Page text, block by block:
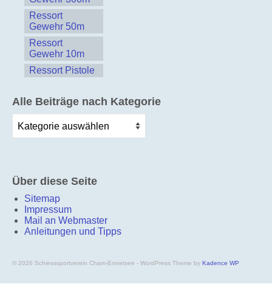
Ressort
Gewehr 50m
Ressort
Gewehr 10m
Ressort Pistole
Alle Beiträge nach Kategorie
Beiträge
nach
Über diese Seite
Sitemap
Impressum
Mail an Webmaster
Anleitungen und Tipps
© 2026 Schiesssportverein Cham-Ennetsee - WordPress Theme by Kadence WP